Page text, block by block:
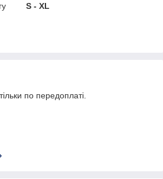
S - XL
по передоплаті.